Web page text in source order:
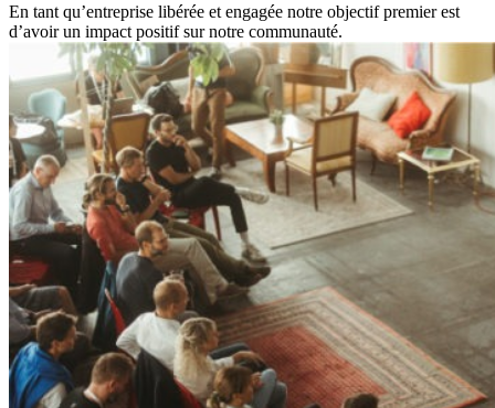
En tant qu’entreprise libérée et engagée notre objectif premier est
d’avoir un impact positif sur notre communauté.